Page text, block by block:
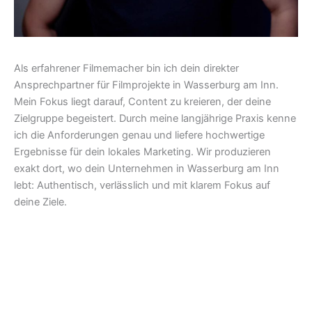
Als erfahrener Filmemacher bin ich dein direkter
Ansprechpartner für Filmprojekte in Wasserburg am Inn.
Mein Fokus liegt darauf, Content zu kreieren, der deine
Zielgruppe begeistert. Durch meine langjährige Praxis kenne
ich die Anforderungen genau und liefere hochwertige
Ergebnisse für dein lokales Marketing. Wir produzieren
exakt dort, wo dein Unternehmen in Wasserburg am Inn
lebt: Authentisch, verlässlich und mit klarem Fokus auf
deine Ziele.